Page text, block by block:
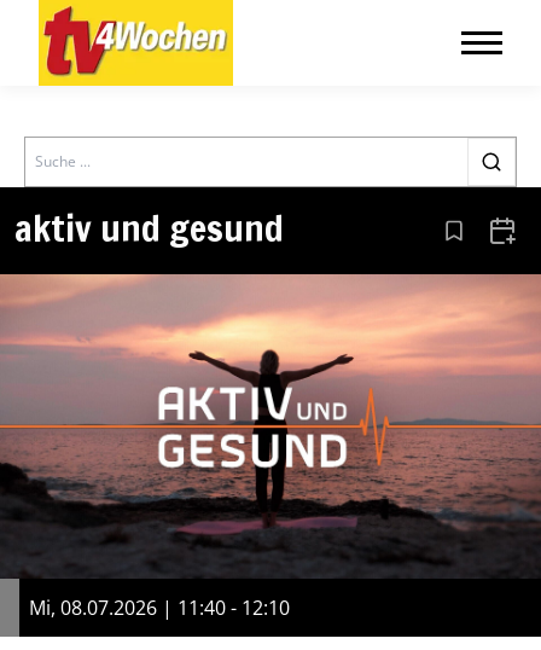
Search
aktiv und gesund Aus den
Mi, 08.07.2026 | 11:40 - 12:10